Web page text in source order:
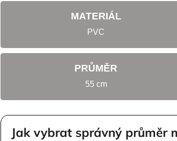
MATERIÁL
PVC
PRŮMĚR
55 cm
Jak vybrat správný průměr